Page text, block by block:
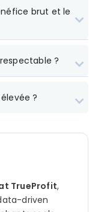
brut et le
?
?
TrueProfit,
driven